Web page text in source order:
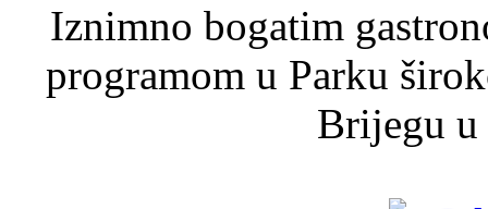
Iznimno bogatim
programom u Parku
Brijegu u